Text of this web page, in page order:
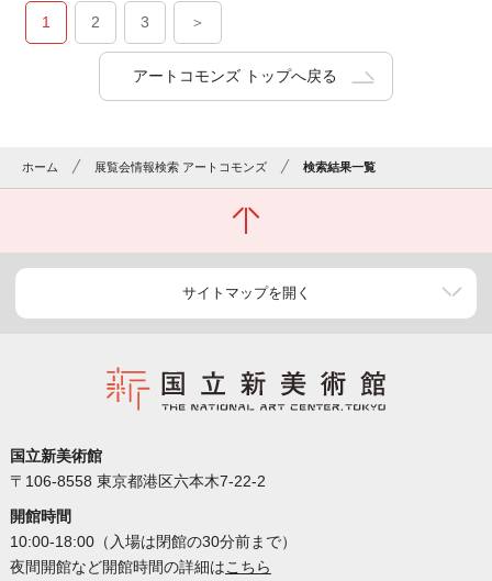
1 2 3 ＞
アートコモンズ トップへ戻る
ホーム 展覧会情報検索 アートコモンズ 検索結果一覧
サイトマップを開く
国立新美術館
〒106-8558 東京都港区六本木7-22-2
開館時間
10:00-18:00（入場は閉館の30分前まで）
夜間開館など開館時間の詳細はこちら